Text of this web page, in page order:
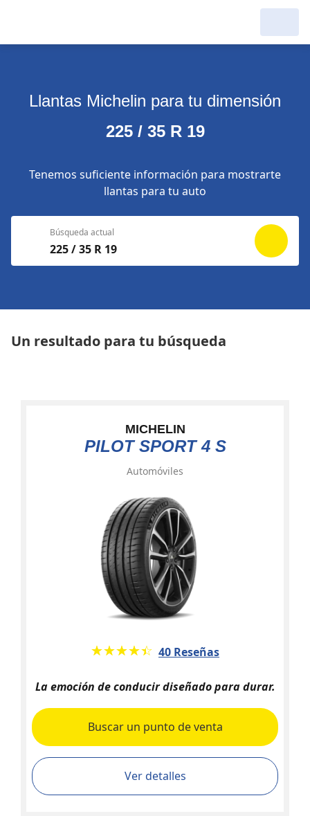
Llantas Michelin para tu dimensión
225 / 35 R 19
Tenemos suficiente información para mostrarte
llantas para tu auto
Búsqueda actual
225 / 35 R 19
Un resultado para tu búsqueda
MICHELIN
PILOT SPORT 4 S
Automóviles
★★★★★
☆☆☆☆☆ 40 Reseñas
La emoción de conducir diseñado para durar.
Buscar un punto de venta
Ver detalles